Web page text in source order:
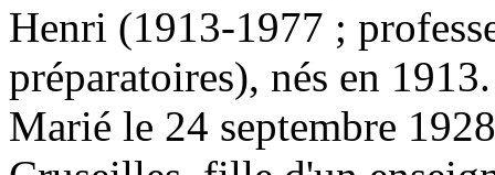
Henri (1913-1977 ;
préparatoires), nés en 1913.
Marié le 24 septembre